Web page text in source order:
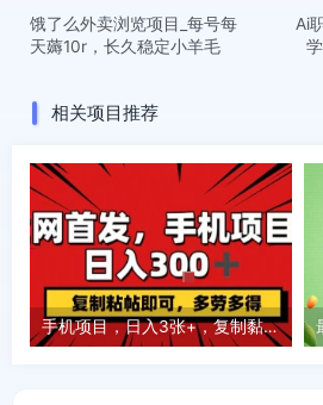
饿了么外卖浏览项目_每号每
天薅10r，长久稳定小羊毛
Ai
相关项目推荐
手机项目，日入3张+，复制黏贴即可，可矩阵操作，动手不动脑【揭秘】